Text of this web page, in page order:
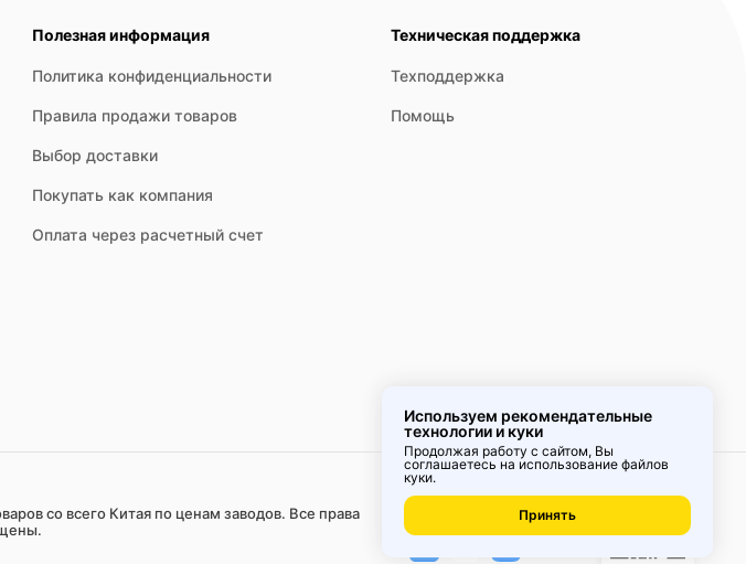
Полезная информация
Политика конфиденциальности
Правила продажи товаров
Выбор доставки
Покупать как компания
Оплата через расчетный счет
Техническая поддержка
Техподдержка
Помощь
со всего Китая по ценам заводов. Все права
Удобное
Используем рекомендательные
технологии и куки
Продолжая работу с сайтом, Вы
соглашаетесь на использование файлов
куки.
Принять